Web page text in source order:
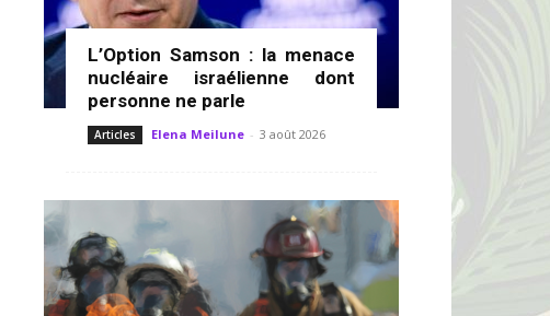
L’Option Samson : la menace
nucléaire israélienne dont
personne ne parle
Articles Elena Meilune - 3 août 2026